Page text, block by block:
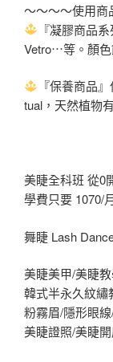
～～～～使用商
『凝膠商品
Vetro⋯等。顏色
『保養商品
tual，天然植物
美睫全科班 從0
學費只要 1070/
舞睫 Lash
美睫美甲/美睫
韓式半永久紋繡
粉霧眉/隱形眼
美睫證照/美睫